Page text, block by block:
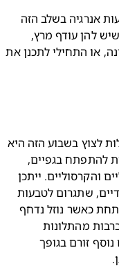
נשים רבות מדווחות על הרגשה שהן שופעות אנרגיה בשלב הזה
של ההריון. אם את נמנית עם בנות המזל שיש להן עודף מרץ,
תיהני מזה! צאי להליכה, שתלי פרחים בגינה, או התחילי לתכנן את
– אחת התופעות הבולטות שעלולות לצוץ בשבוע הזה היא
נוטות להתפתח בגפיים,
והמוקדים הנפוצים ביותר הם כפות הרגליים והקרסוליים. ייתכן
שתהיה לך נפיחות מסוימת גם בכפות הידיים, שתגרום לטבעות
שעל אצבעותייך ללחוץ קצת. בצקת מתפתחת כאשר נוזל נדחף
ממחזור הדם לתוך הרקמות הרכות. כמו ברבות מהתלונות
האחרות בהריון, גם היא נגרמת מכך שדם נוסף זורם בגופך